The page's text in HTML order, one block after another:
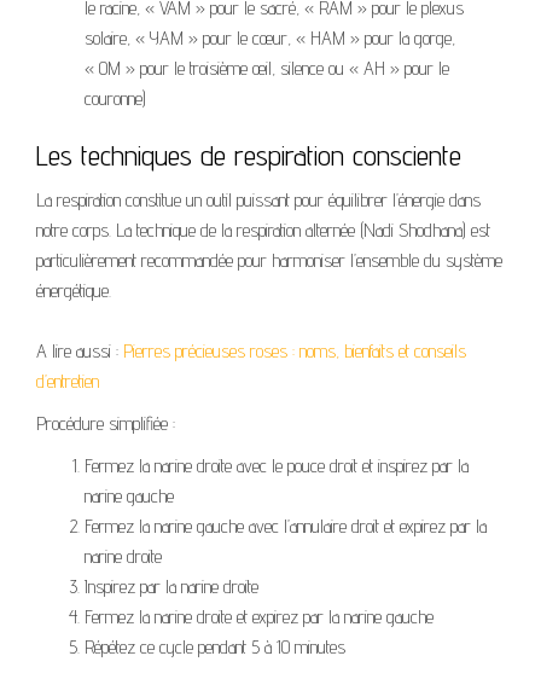
le racine, « VAM » pour le sacré, « RAM » pour le plexus
solaire, « YAM » pour le cœur, « HAM » pour la gorge,
« OM » pour le troisième œil, silence ou « AH » pour le
couronne)
Les techniques de respiration consciente
La respiration constitue un outil puissant pour équilibrer l’énergie dans
notre corps. La technique de la respiration alternée (Nadi Shodhana) est
particulièrement recommandée pour harmoniser l’ensemble du système
énergétique.
A lire aussi : Pierres précieuses roses : noms, bienfaits et conseils
d’entretien
Procédure simplifiée :
Fermez la narine droite avec le pouce droit et inspirez par la
narine gauche
Fermez la narine gauche avec l’annulaire droit et expirez par la
narine droite
Inspirez par la narine droite
Fermez la narine droite et expirez par la narine gauche
Répétez ce cycle pendant 5 à 10 minutes